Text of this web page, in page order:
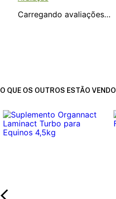
Carregando avaliações…
O QUE OS OUTROS ESTÃO VENDO